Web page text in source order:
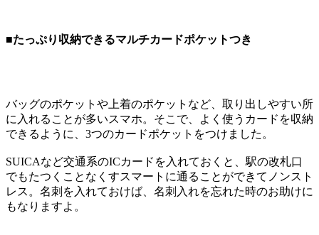
■たっぷり収納できるマルチカードポケットつき
バッグのポケットや上着のポケットなど、取り出しやすい所
に入れることが多いスマホ。そこで、よく使うカードを収納
できるように、3つのカードポケットをつけました。
SUICAなど交通系のICカードを入れておくと、駅の改札口
でもたつくことなくすスマートに通ることができてノンスト
レス。名刺を入れておけば、名刺入れを忘れた時のお助けに
もなりますよ。